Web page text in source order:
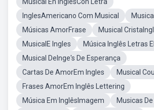
InglesAmericano Com Musical
Músicas AmorFrase
Musical
MusicalE Ingles
Música Inglês Letras
Musical DeInge's De Esperança
Cartas De AmorEm Ingles
Musical
Frases AmorEm Inglês Lettering
Música Em InglêsImagem
Musicas